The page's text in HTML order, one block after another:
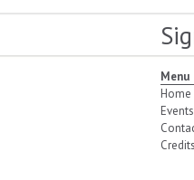
Menu
Home
Events
Credits